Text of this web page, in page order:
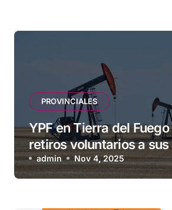
PROVINCIALES
YPF en Tierra del
retiros voluntarios a sus
contratistas
admin Nov 4, 2025